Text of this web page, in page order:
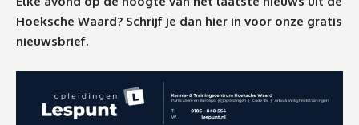
Hoeksche Waard? Schrijf je dan hier in voor onze gratis
nieuwsbrief.